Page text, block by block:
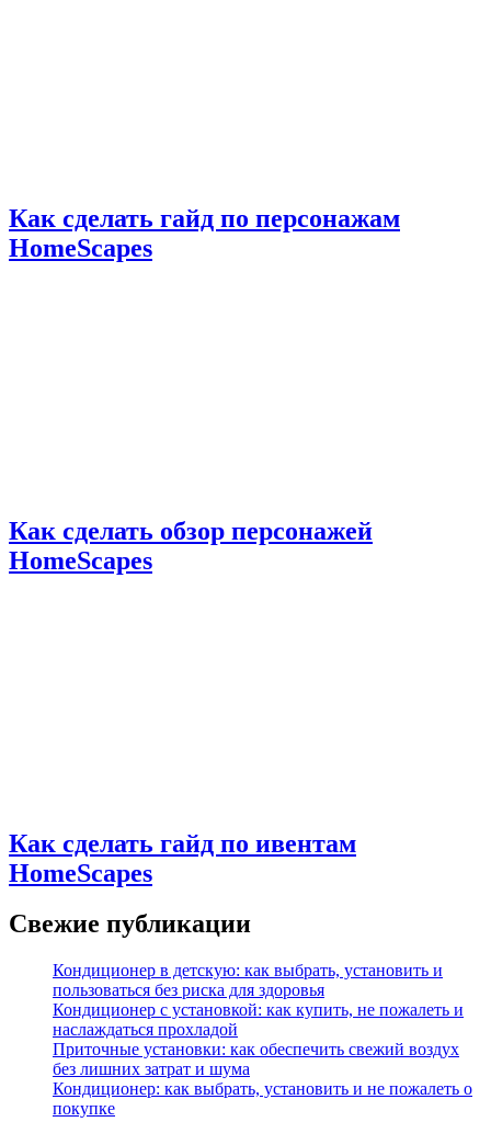
Как сделать гайд по персонажам
HomeScapes
Как сделать обзор персонажей
HomeScapes
Как сделать гайд по ивентам
HomeScapes
Свежие публикации
Кондиционер в детскую: как выбрать, установить и
пользоваться без риска для здоровья
Кондиционер с установкой: как купить, не пожалеть и
наслаждаться прохладой
Приточные установки: как обеспечить свежий воздух
без лишних затрат и шума
Кондиционер: как выбрать, установить и не пожалеть о
покупке